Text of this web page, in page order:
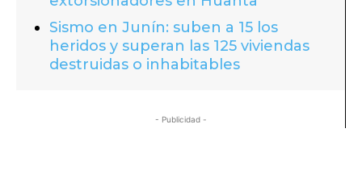
Sismo en Junín: suben a 15 los
heridos y superan las 125 viviendas
destruidas o inhabitables
- Publicidad -